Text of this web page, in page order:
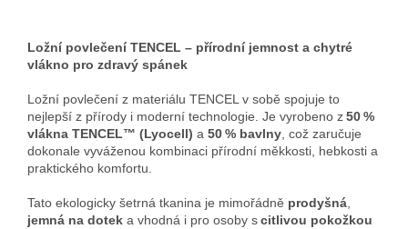
Ložní povlečení TENCEL – přírodní jemnost a chytré
vlákno pro zdravý spánek
Ložní povlečení z materiálu TENCEL v sobě spojuje to
nejlepší z přírody i moderní technologie. Je vyrobeno z50 %
vlákna TENCEL™ (Lyocell) a 50 % bavlny, což zaručuje
dokonale vyváženou kombinaci přírodní měkkosti, hebkosti a
praktického komfortu.
Tato ekologicky šetrná tkanina je mimořádně prodyšná,
jemná na dotek a vhodná i pro osoby scitlivou pokožkou